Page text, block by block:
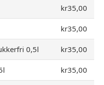
kr35,00
kr35,00
0,5l kr35,00
kr35,00